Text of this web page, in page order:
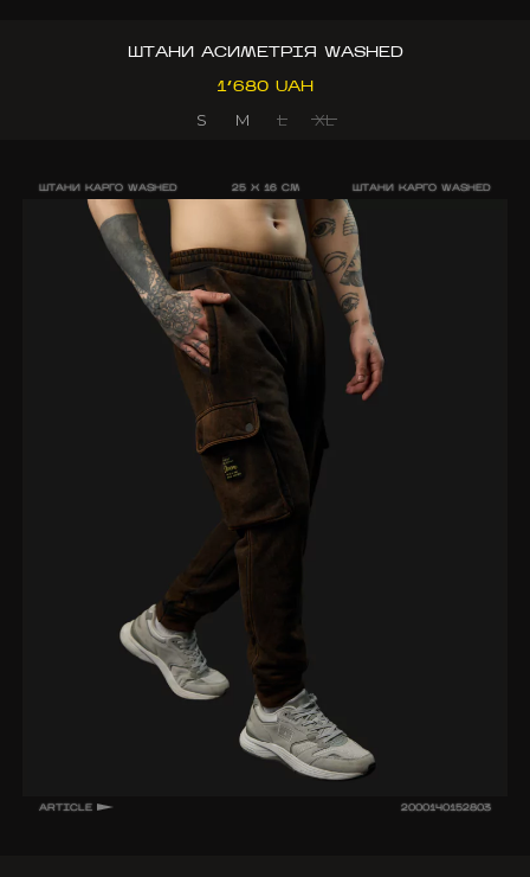
ШТАНИ АСИМЕТРІЯ WASHED
1’680 UAH
S
M L XL
ШТАНИ КАРГО WASHED 25 X 16 CM ШТАНИ КАРГО WASHED
ARTICLE 2000140152803